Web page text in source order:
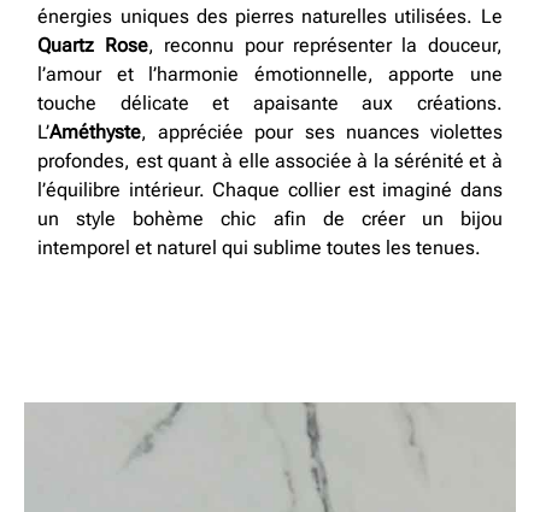
énergies uniques des pierres naturelles utilisées. Le
Quartz Rose, reconnu pour représenter la douceur,
l’amour et l’harmonie émotionnelle, apporte une
touche délicate et apaisante aux créations.
L’Améthyste, appréciée pour ses nuances violettes
profondes, est quant à elle associée à la sérénité et à
l’équilibre intérieur. Chaque collier est imaginé dans
un style bohème chic afin de créer un bijou
intemporel et naturel qui sublime toutes les tenues.